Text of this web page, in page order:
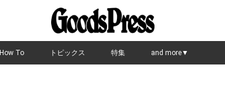
How To トピックス 特集 and more▼